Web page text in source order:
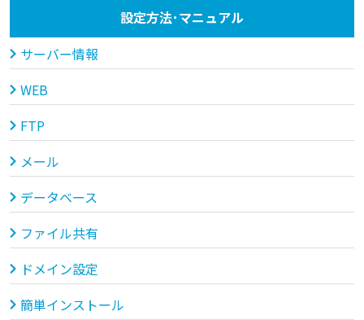
設定方法･マニュアル
サーバー情報
WEB
FTP
メール
データベース
ファイル共有
ドメイン設定
簡単インストール